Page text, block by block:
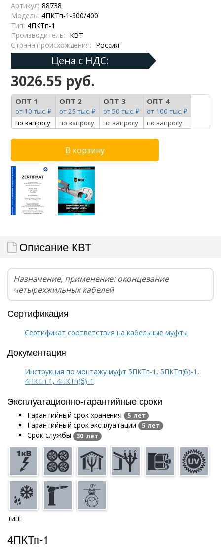
Артикул: 88738
Модель: 4ПКТп-1-300/400
Тип: 4ПКТп-1
Производитель: КВТ
Страна происхождения: Россия
Цена с НДС:
3026.55 руб.
ОПТ 1
от 10 тыс. ₽
ОПТ 2
от 25 тыс. ₽
ОПТ 3
от 50 тыс. ₽
ОПТ 4
от 100 тыс. ₽
по запросу
по запросу по запросу по запросу
Описание КВТ
Назначение, применение: оконцевание
четырехжильных кабелей
Сертификация
Сертификат соответствия на кабельные муфты
Документация
Инструкция по монтажу муфт 5ПКТп-1, 5ПКТп(б)-1,
4ПКТп-1, 4ПКТп(б)-1
Эксплуатационно-гарантийные сроки
Гарантийный срок хранения 5 лет
Гарантийный срок эксплуатации 5 лет
Срок службы 30 лет
тип:
4ПКТп-1